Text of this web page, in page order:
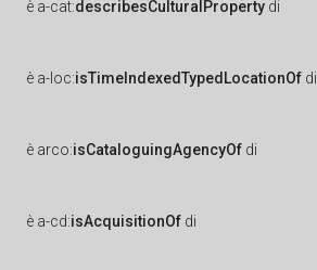
è a-cat:describesCulturalProperty di
è a-loc:isTimeIndexedTypedLocationOf di
è arco:isCataloguingAgencyOf di
è a-cd:isAcquisitionOf di